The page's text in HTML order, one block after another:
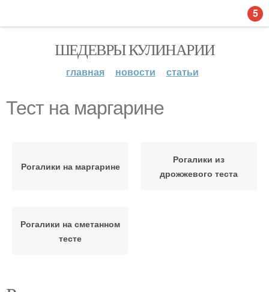
ШЕДЕВРЫ КУЛИНАРИИ
главная новости статьи
Тест на маргарине
Рогалики на маргарине
Рогалики из
дрожжевого теста
Рогалики на сметанном
тесте
5